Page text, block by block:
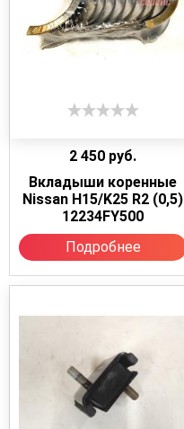
2 450 руб.
Вкладыши коренные
Nissan H15/K25 R2 (0,5)
12234FY500
Подробнее